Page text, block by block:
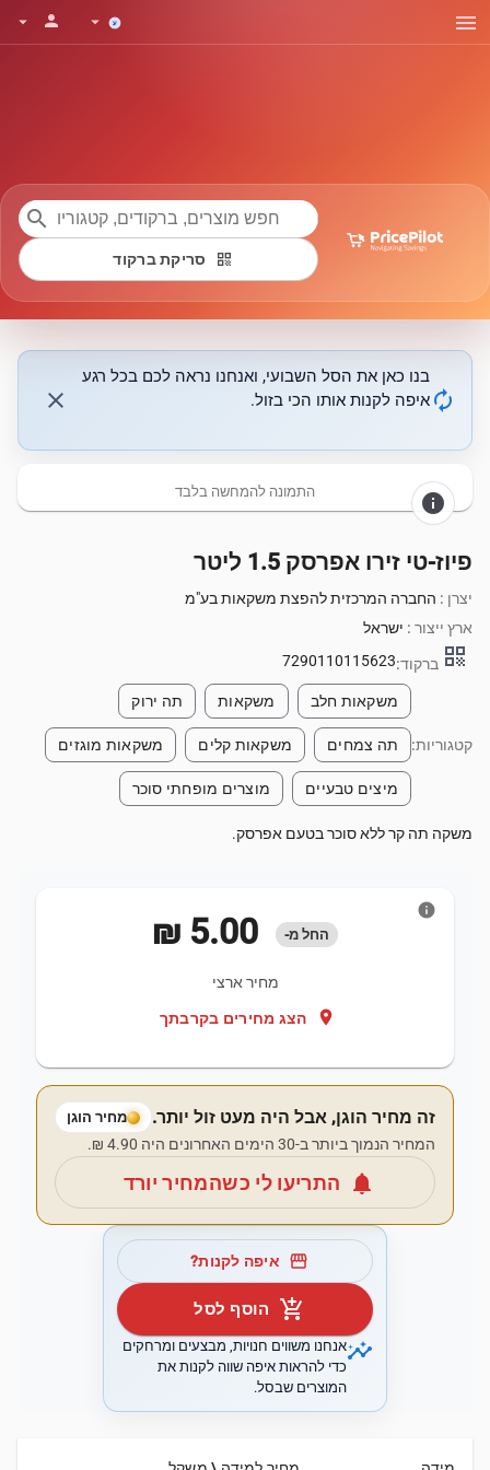
menu
arrow_drop_down
person
arrow_drop_down
search
qr_code סריקת ברקוד
autorenew
בנו כאן את הסל השבועי, ואנחנו נראה לכם בכל רגע
איפה לקנות אותו הכי בזול.
close
info התמונה להמחשה בלבד
פיוז-טי זירו אפרסק 1.5 ליטר
יצרן : החברה המרכזית להפצת משקאות בע"מ
ארץ ייצור : ישראל
qr_code ברקוד:7290110115623
קטגוריות:
משקאות חלב משקאות תה ירוק
תה צמחים משקאות קלים משקאות מוגזים
מיצים טבעיים מוצרים מופחתי סוכר
משקה תה קר ללא סוכר בטעם אפרסק.
החל מ-
מחיר ארצי
location_on הצג מחירים בקרבתך
info
זה מחיר הוגן, אבל היה מעט זול יותר. מחיר הוגן
המחיר הנמוך ביותר ב-30 הימים האחרונים היה ‏4.90 ‏₪.
notifications התריעו לי כשהמחיר יורד
storefront איפה לקנות?
add_shopping_cart הוסף לסל
insightsאנחנו משווים חנויות, מבצעים ומרחקים
כדי להראות איפה שווה לקנות את
המוצרים שבסל.